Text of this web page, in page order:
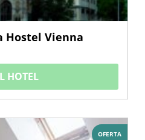
Hostel Vienna
HOTEL
OFERTA